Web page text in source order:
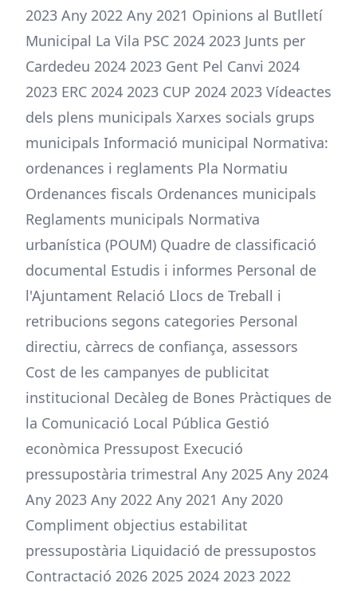
2023 Any 2022 Any 2021 Opinions al Butlletí
Municipal La Vila PSC 2024 2023 Junts per
Cardedeu 2024 2023 Gent Pel Canvi 2024
2023 ERC 2024 2023 CUP 2024 2023 Vídeactes
dels plens municipals Xarxes socials grups
municipals Informació municipal Normativa:
ordenances i reglaments Pla Normatiu
Ordenances fiscals Ordenances municipals
Reglaments municipals Normativa
urbanística (POUM) Quadre de classificació
documental Estudis i informes Personal de
l'Ajuntament Relació Llocs de Treball i
retribucions segons categories Personal
directiu, càrrecs de confiança, assessors
Cost de les campanyes de publicitat
institucional Decàleg de Bones Pràctiques de
la Comunicació Local Pública Gestió
econòmica Pressupost Execució
pressupostària trimestral Any 2025 Any 2024
Any 2023 Any 2022 Any 2021 Any 2020
Compliment objectius estabilitat
pressupostària Liquidació de pressupostos
Contractació 2026 2025 2024 2023 2022